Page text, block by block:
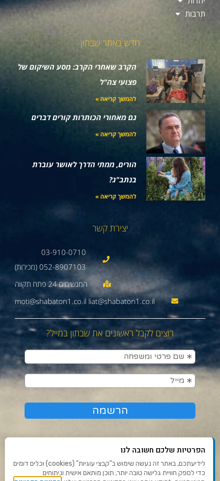
תרבות
חדש באתר שבתון
הקרב שאחרי הקרב: מסע השיקום של
פצועי צה"ל
להמשך קריאה »
גם מאחורי הכותרות קורים דברים
להמשך קריאה »
הורים, ממתי הדרך לאושר עוברת
בנתב"ג?
להמשך קריאה »
יצירת קשר
03-910-0710
052-8907103 (מכירות)
moti@shabaton1.co.il liat@shabaton1.co.il
רוצים לקבל ראשונים את שבתון במייל?
תנאי שימוש ומדיניות פרטיות
הפרטיות שלכם חשובה לנו
לידיעתכם, באתר זה נעשה שימוש ב"קבצי עוגיות" (cookies) וכלים דומים
כדי לספק חוויית גלישה טובה יותר, תוכן מותאם אישית וניתוחים